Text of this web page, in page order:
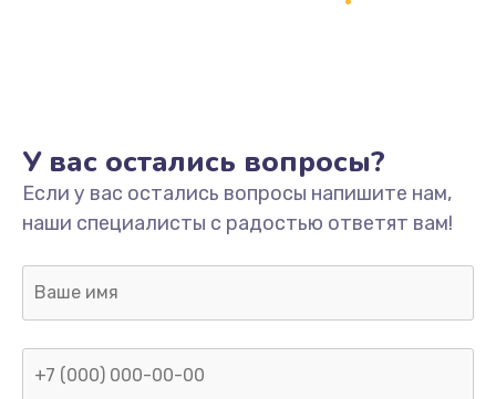
Не включается
1400 руб.
Заказать
Нет звука
800 руб.
У вас остались вопросы?
Если у вас остались вопросы напишите нам,
наши специалисты с радостью ответят вам!